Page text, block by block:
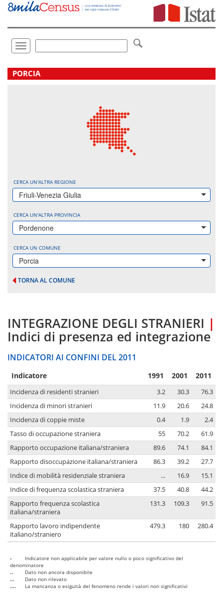
Vai
direttamente
Toggle
navigation
.
PORCIA
CERCA UN'ALTRA REGIONE
Friuli-Venezia Giulia
CERCA UN'ALTRA PROVINCIA
Pordenone
CERCA UN COMUNE
Porcia
TORNA AL COMUNE
INTEGRAZIONE DEGLI STRANIERI |
Indici di presenza ed integrazione
INDICATORI AI CONFINI DEL 2011
Indicatore 1991 2001 2011
Incidenza di residenti stranieri 3.2 30.3
76.3
Incidenza di minori stranieri
11.9 20.6
24.8
Incidenza di coppie miste
0.4 1.9
2.4
Tasso di occupazione straniera
55 70.2
61.9
Rapporto occupazione italiana/straniera
89.6 74.1
84.1
Rapporto disoccupazione italiana/straniera
86.3 39.2
27.7
Indice di mobilità residenziale straniera
... 16.9
15.1
Indice di frequenza scolastica straniera
37.5 40.8
44.2
Rapporto frequenza scolastica
italiana/straniera
131.3 109.3 91.5
Rapporto lavoro indipendente
italiano/straniero
479.3 180 280.4
-
Indicatore non applicabile per valore nullo o poco significativo del
denominatore
..
Dato non ancora disponibile
...
Dato non rilevato
....
La mancanza o esiguità del fenomeno rende i valori non significativi